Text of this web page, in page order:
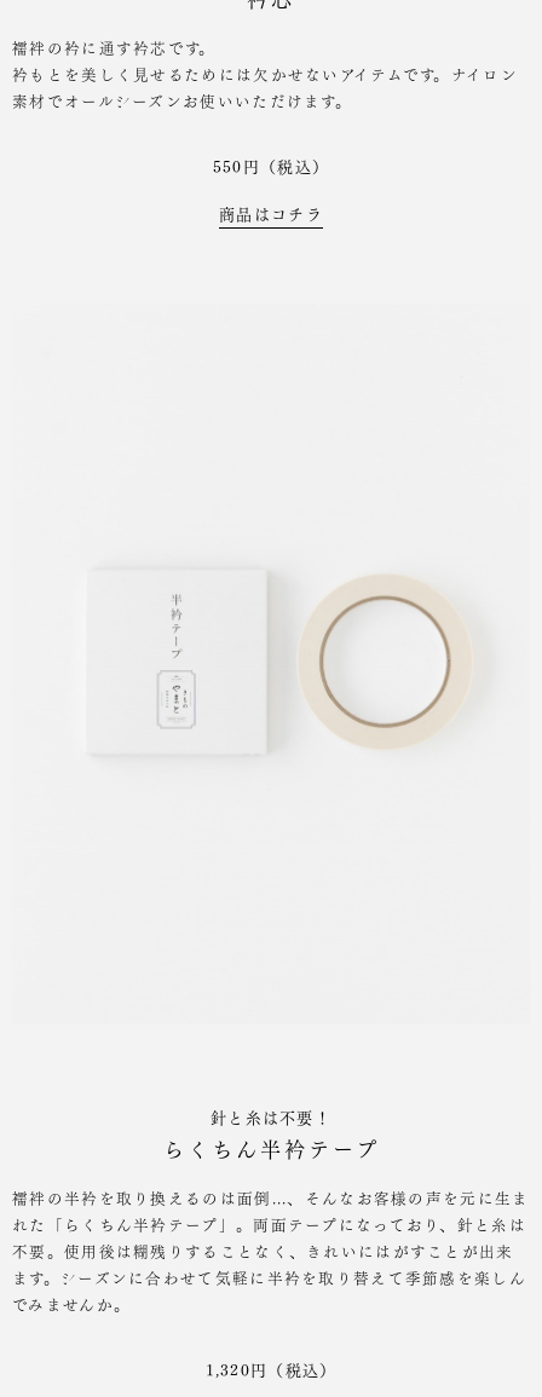
襦袢の衿に通す衿芯です。
衿もとを美しく見せるためには欠かせないアイテムです。ナイロン
素材でオールシーズンお使いいただけます。
550円（税込）
商品はコチラ
針と糸は不要！
らくちん半衿テープ
襦袢の半衿を取り換えるのは面倒...、そんなお客様の声を元に生ま
れた「らくちん半衿テープ」。両面テープになっており、針と糸は
不要。使用後は糊残りすることなく、きれいにはがすことが出来
ます。シーズンに合わせて気軽に半衿を取り替えて季節感を楽しん
でみませんか。
1,320円（税込）